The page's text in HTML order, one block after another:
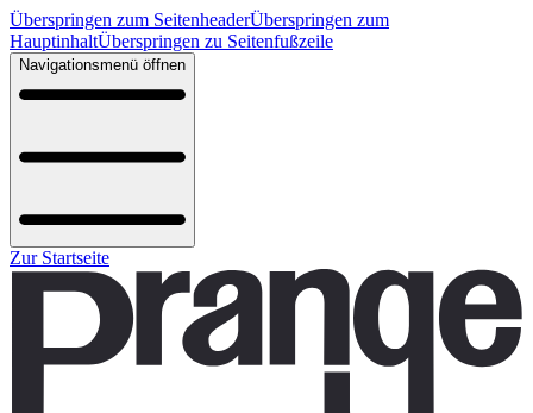
Überspringen zum SeitenheaderÜberspringen zum
HauptinhaltÜberspringen zu Seitenfußzeile
Navigationsmenü öffnen
Zur Startseite